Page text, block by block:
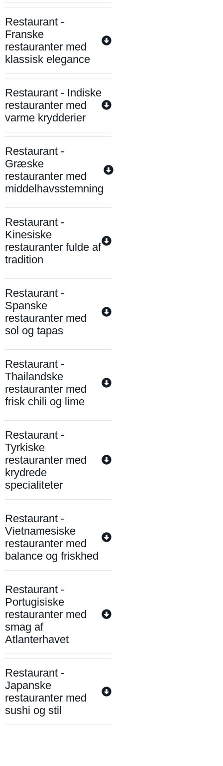
Restaurant -
Franske
restauranter med
klassisk elegance
Restaurant - Indiske
restauranter med
varme krydderier
Restaurant -
Græske
restauranter med
middelhavsstemning
Restaurant -
Kinesiske
restauranter fulde af
tradition
Restaurant -
Spanske
restauranter med
sol og tapas
Restaurant -
Thailandske
restauranter med
frisk chili og lime
Restaurant -
Tyrkiske
restauranter med
krydrede
specialiteter
Restaurant -
Vietnamesiske
restauranter med
balance og friskhed
Restaurant -
Portugisiske
restauranter med
smag af
Atlanterhavet
Restaurant -
Japanske
restauranter med
sushi og stil